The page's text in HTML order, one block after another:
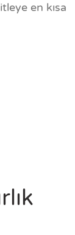
en kısa